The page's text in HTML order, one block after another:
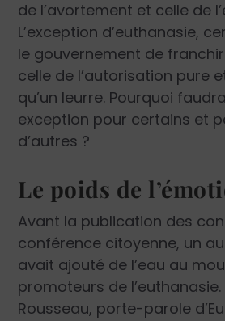
de l’avortement et celle de
L’exception d’euthanasie,
le gouvernement de
celle de l’autorisation pure
qu’un leurre. Pourquoi
exception pour certains et
d’autres ?
Le poids de
Avant la publication des
conférence citoyenne, un
avait ajouté de l’eau au
promoteurs de
Rousseau, porte-parole